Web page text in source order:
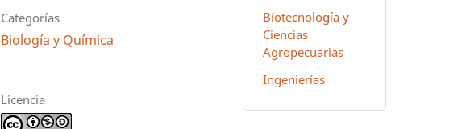
Categorías
Biología y Química
Licencia
Biotecnología y
Ciencias
Agropecuarias
Ingenierías